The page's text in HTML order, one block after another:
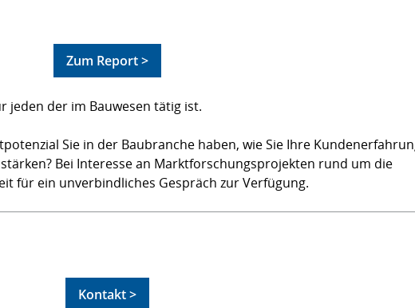
Zum Report >
jeden der im Bauwesen tätig ist.
Sie in der Baubranche haben, wie Sie Ihre
Bei Interesse an Marktforschungsprojekten rund um die
für ein unverbindliches Gespräch zur Verfügung.
Kontakt >